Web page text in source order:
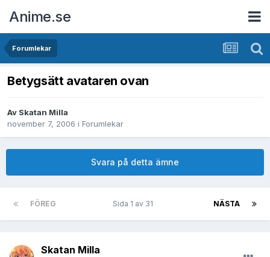
Anime.se
Forumlekar
Betygsätt avataren ovan
Av Skatan Milla
november 7, 2006 i Forumlekar
Svara på detta ämne
FÖREG NÄSTA
Sida 1 av 31
Skatan Milla